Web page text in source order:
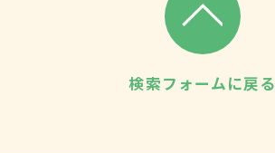
検索フォームに戻る